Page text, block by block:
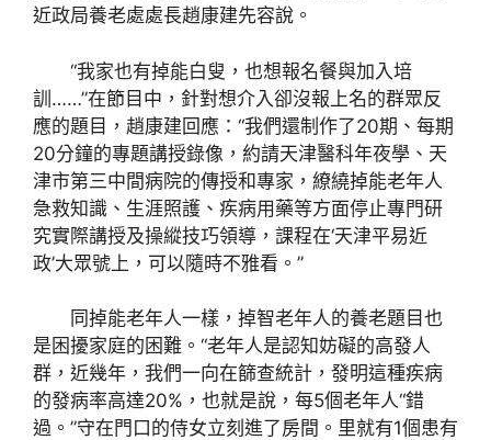
近政局養老處處長趙康建先容說。
“我家也有掉能白叟，也想報名餐與加入培
訓……”在節目中，針對想介入卻沒報上名的群眾反
應的題目，趙康建回應：“我們還制作了20期、每期
20分鐘的專題講授錄像，約請天津醫科年夜學、天
津市第三中間病院的傳授和專家，繚繞掉能老年人
急救知識、生涯照護、疾病用藥等方面停止專門研
究實際講授及操縱技巧領導，課程在‘天津平易近
政’大眾號上，可以隨時不雅看。”
同掉能老年人一樣，掉智老年人的養老題目也
是困擾家庭的困難。“老年人是認知妨礙的高發人
群，近幾年，我們一向在篩查統計，發明這種疾病
的發病率高達20%，也就是說，每5個老年人“錯
過。”守在門口的侍女立刻進了房間。里就有1個患有